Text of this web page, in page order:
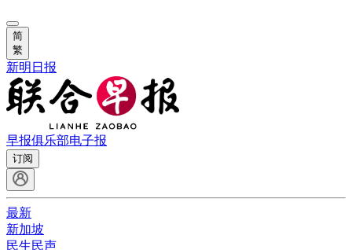
简
繁
新明日报
早报俱乐部电子报
订阅
最新
新加坡
民生民声